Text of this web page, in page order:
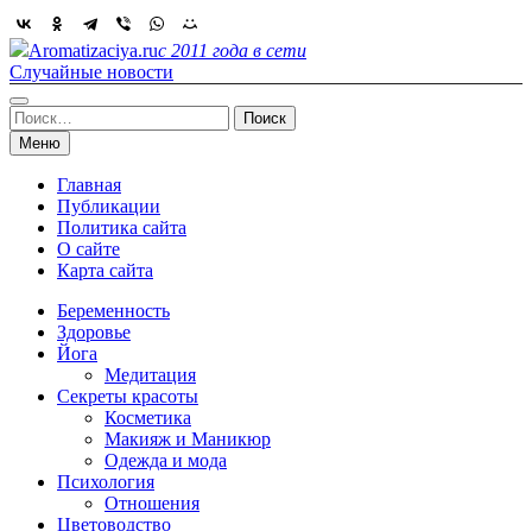
Skip
to
content
Aromatizaciya.ruс 2011 года в сети
Случайные новости
Найти:
Меню
Главная
Публикации
Политика сайта
О сайте
Карта сайта
Беременность
Здоровье
Йога
Медитация
Секреты красоты
Косметика
Макияж и Маникюр
Одежда и мода
Психология
Отношения
Цветоводство